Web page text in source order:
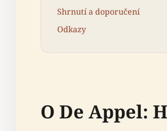
Shrnutí a doporučení
Odkazy
O De Appel: